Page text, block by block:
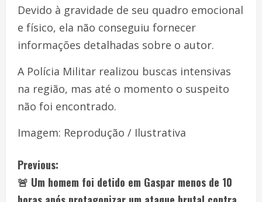
Devido à gravidade de seu quadro emocional
e físico, ela não conseguiu fornecer
informações detalhadas sobre o autor.
A Polícia Militar realizou buscas intensivas
na região, mas até o momento o suspeito
não foi encontrado.
Imagem: Reprodução / Ilustrativa
Previous:
🚨 Um homem foi detido em Gaspar menos de 10